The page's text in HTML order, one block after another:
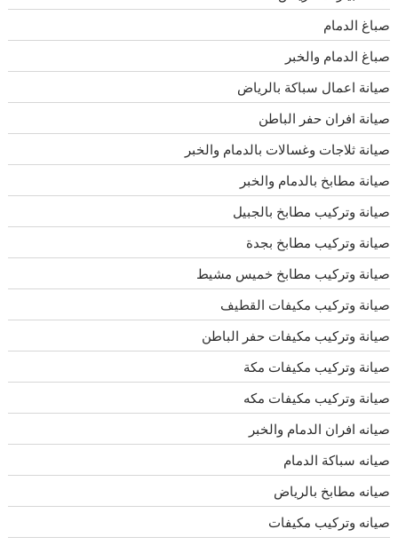
صباغ الدمام
صباغ الدمام والخبر
صيانة اعمال سباكة بالرياض
صيانة افران حفر الباطن
صيانة ثلاجات وغسالات بالدمام والخبر
صيانة مطابخ بالدمام والخبر
صيانة وتركيب مطابخ بالجبيل
صيانة وتركيب مطابخ بجدة
صيانة وتركيب مطابخ خميس مشيط
صيانة وتركيب مكيفات القطيف
صيانة وتركيب مكيفات حفر الباطن
صيانة وتركيب مكيفات مكة
صيانة وتركيب مكيفات مكه
صيانه افران الدمام والخبر
صيانه سباكة الدمام
صيانه مطابخ بالرياض
صيانه وتركيب مكيفات